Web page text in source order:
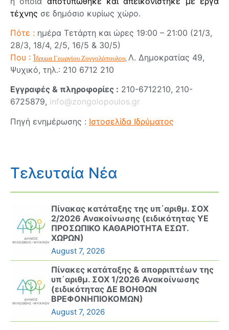
τέχνης σε δημόσιο κυρίως χώρο.
Πότε : ημέρα Τετάρτη και ώρες 19:00 – 21:00 (21/3,
28/3, 18/4, 2/5, 16/5 & 30/5)
Που : Ίδρυμα Γεωργίου Ζογγολόπουλου, Λ. Δημοκρατίας 49,
Ψυχικό, τηλ.: 210 6712 210
Εγγραφές & πληροφορίες : 210-6712210, 210-
6725879, info@zongolopoulos.gr
Πηγή ενημέρωσης : Ιστοσελίδα Ιδρύματος
Τελευταία Νέα
Πίνακας κατάταξης της υπ΄αριθμ. ΣΟΧ
2/2026 Ανακοίνωσης (ειδικότητας ΥΕ
ΠΡΟΣΩΠΙΚΟ ΚΑΘΑΡΙΟΤΗΤΑ ΕΣΩΤ.
ΧΩΡΩΝ)
August 7, 2026
Πίνακες κατάταξης & απορριπτέων της
υπ΄αριθμ. ΣΟΧ 1/2026 Ανακοίνωσης
(ειδικότητας ΔΕ ΒΟΗΘΩΝ
ΒΡΕΦΟΝΗΠΙΟΚΟΜΩΝ)
August 7, 2026